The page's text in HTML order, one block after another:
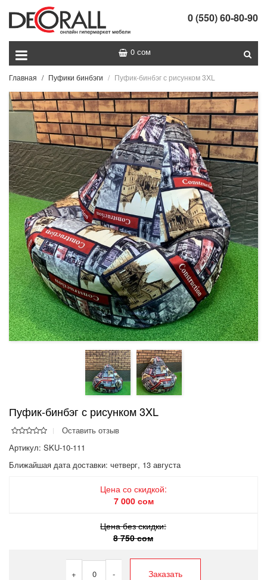
0 (550) 60-80-90
0 сом
Главная Пуфики бинбэги Пуфик-бинбэг с рисунком 3XL
Пуфик-бинбэг с рисунком 3XL
Оставить отзыв
Артикул: SKU-10-111
Ближайшая дата доставки: четверг, 13 августа
Цена со скидкой:
7 000 сом
Цена без скидки:
8 750 сом
+ 0 - Заказать